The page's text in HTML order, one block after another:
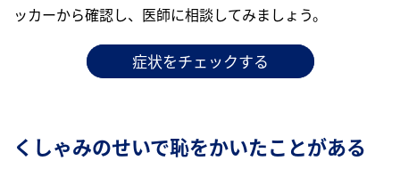
ッカーから確認し、医師に相談してみましょう。
症状をチェックする
くしゃみのせいで恥をかいたことがある